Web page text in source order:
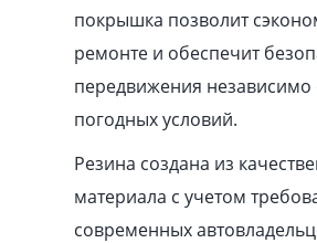
покрышка позволит
ремонте и обеспечит
передвижения независимо
погодных условий.
Резина создана из
материала с учетом
современных